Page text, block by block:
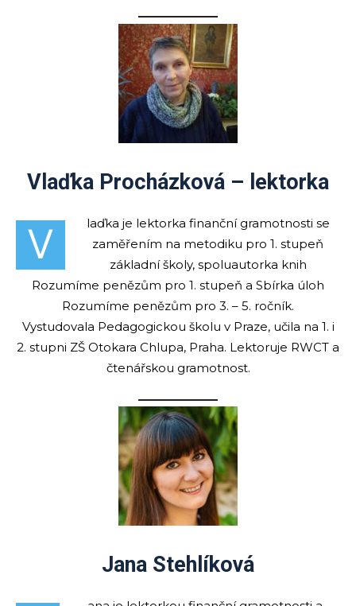
Vlaďka Procházková – lektorka
V
laďka je lektorka finanční gramotnosti se
zaměřením na metodiku pro 1. stupeň
základní školy, spoluautorka knih
Rozumíme penězům pro 1. stupeň a Sbírka úloh
Rozumíme penězům pro 3. – 5. ročník.
Vystudovala Pedagogickou školu v Praze, učila na 1. i
2. stupni ZŠ Otokara Chlupa, Praha. Lektoruje RWCT a
čtenářskou gramotnost.
Jana Stehlíková